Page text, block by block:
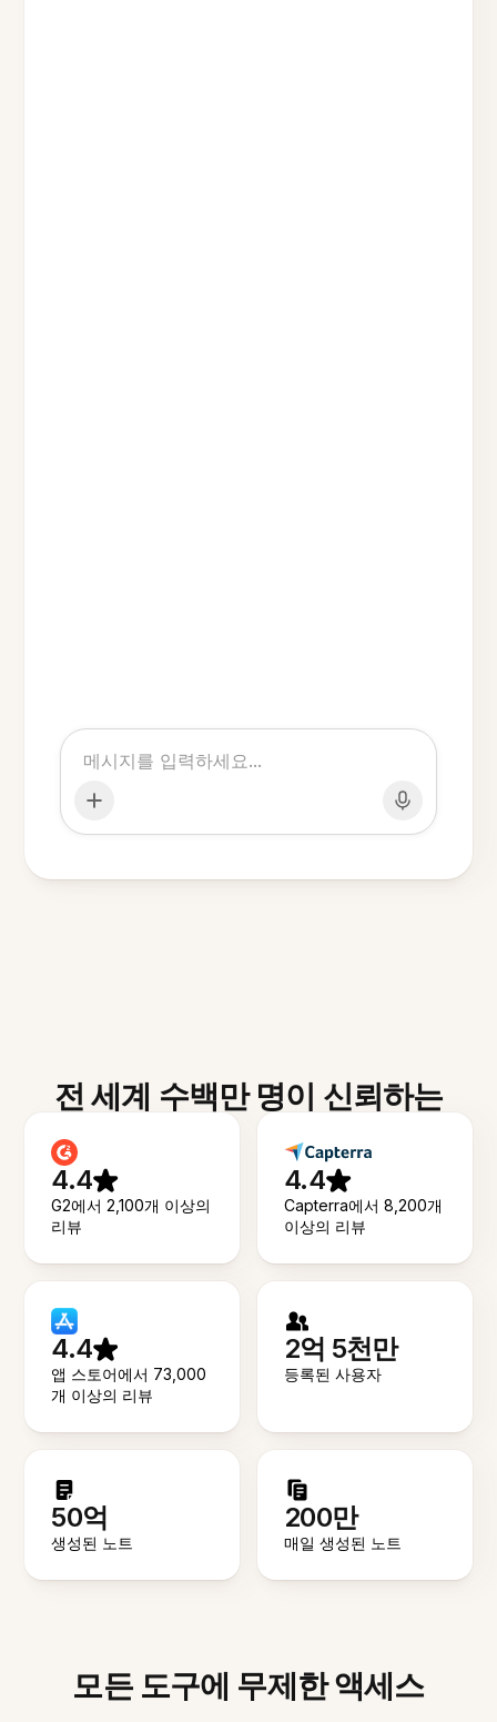
전 세계 수백만 명이 신뢰하는
4.4
G2에서 2,100개 이상의
리뷰
4.4
Capterra에서 8,200개
이상의 리뷰
4.4
앱 스토어에서 73,000
개 이상의 리뷰
2억 5천만
등록된 사용자
50억
생성된 노트
200만
매일 생성된 노트
모든 도구에 무제한 액세스